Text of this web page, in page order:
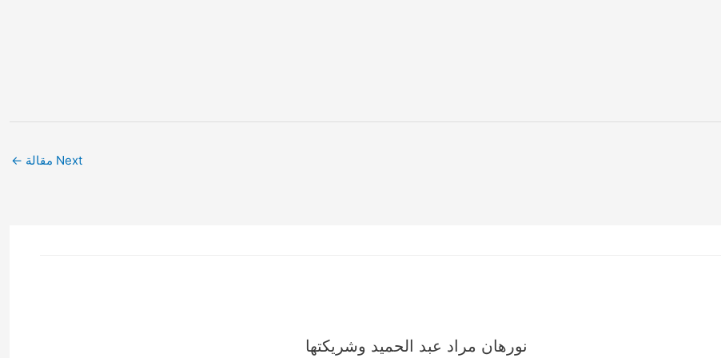
Next مقالة ←
نورهان مراد عبد الحميد وشريكتها